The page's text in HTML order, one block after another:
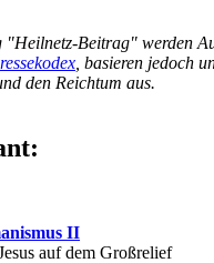
"Heilnetz-Beitrag" werden
, basieren jedoch
den Reichtum aus.
II
auf dem Großrelief